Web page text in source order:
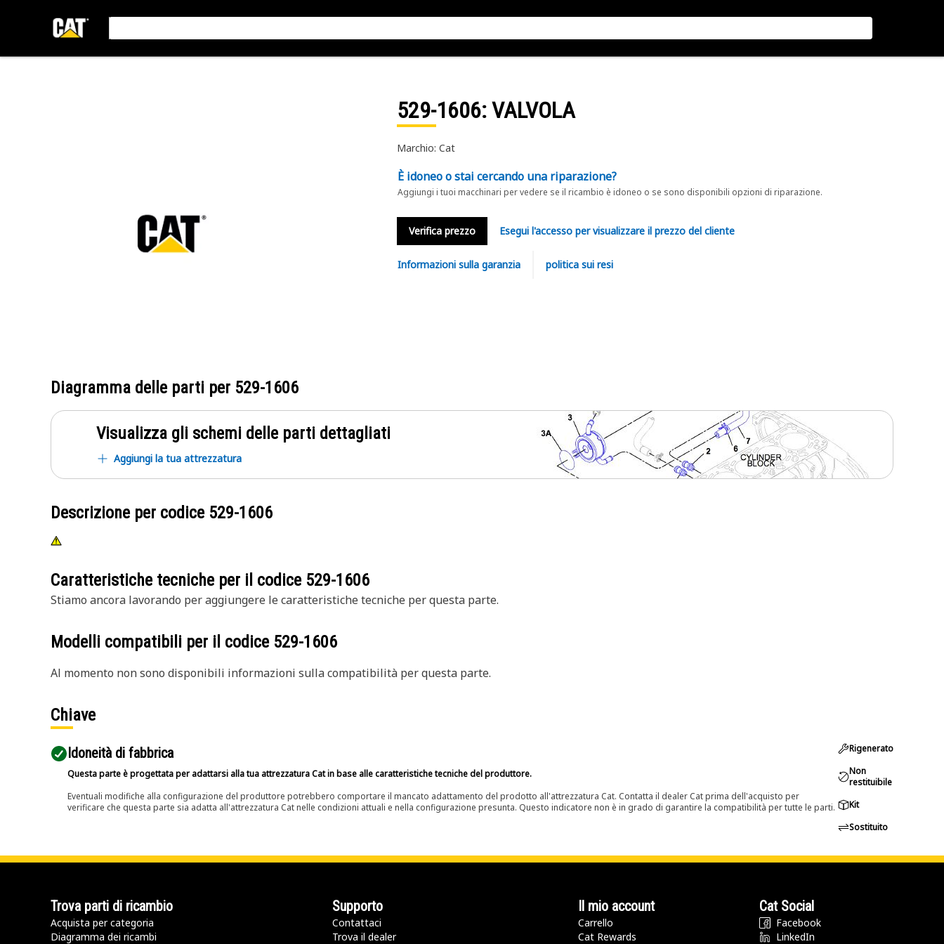
529-1606: VALVOLA
Marchio: Cat
È idoneo o stai cercando una riparazione?
Aggiungi i tuoi macchinari per vedere se il ricambio è idoneo o se sono disponibili opzioni di riparazione.
Verifica prezzo Esegui l'accesso per visualizzare il prezzo del cliente
Informazioni sulla garanzia politica sui resi
Diagramma delle parti per 529-1606
Visualizza gli schemi delle parti dettagliati
Aggiungi la tua attrezzatura
Descrizione per codice 529-1606
Caratteristiche tecniche per il codice 529-1606
Stiamo ancora lavorando per aggiungere le caratteristiche tecniche per questa parte.
Modelli compatibili per il codice 529-1606
Al momento non sono disponibili informazioni sulla compatibilità per questa parte.
Chiave
Idoneità di fabbrica
Questa parte è progettata per adattarsi alla tua attrezzatura Cat in base alle caratteristiche tecniche del produttore.
Eventuali modifiche alla configurazione del produttore potrebbero comportare il mancato adattamento del prodotto all'attrezzatura Cat. Contatta il dealer Cat prima dell'acquisto per
verificare che questa parte sia adatta all'attrezzatura Cat nelle condizioni attuali e nella configurazione presunta. Questo indicatore non è in grado di garantire la compatibilità per tutte le parti.
Rigenerato
Non
restituibile
Kit
Sostituito
Trova parti di ricambio
Acquista per categoria
Diagramma dei ricambi
Supporto
Contattaci
Trova il dealer
Il mio account
Carrello
Cat Rewards
Cat Social
Facebook
LinkedIn